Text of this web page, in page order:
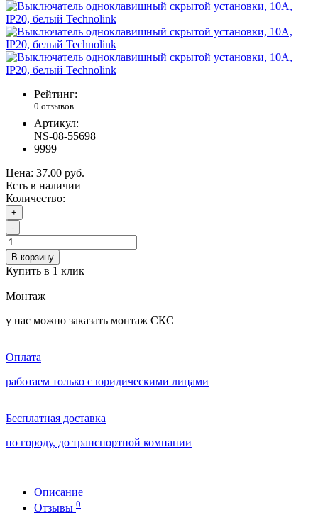
Рейтинг:
0 отзывов
Артикул:
NS-08-55698
9999
Цена: 37.00 руб.
Есть в наличии
Количество:
+
-
В корзину
Купить в 1 клик
Монтаж
у нас можно заказать монтаж СКС
Оплата
работаем только с юридическими лицами
Бесплатная доставка
по городу, до транспортной компании
Описание
Отзывы 0